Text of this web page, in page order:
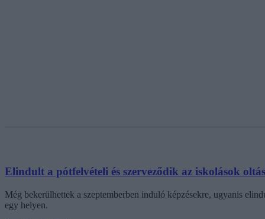
Elindult a pótfelvételi és szerveződik az iskolások
Még bekerülhettek a szeptemberben induló képzésekre, ugyanis
egy helyen.